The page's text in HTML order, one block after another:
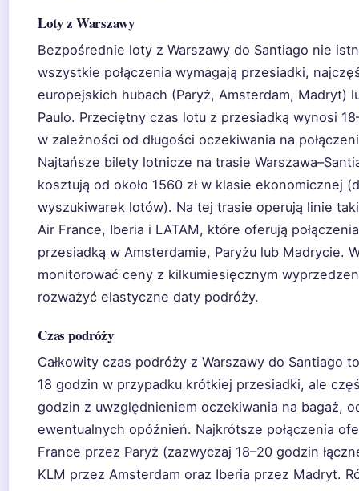
Loty z Warszawy
Bezpośrednie loty z Warszawy do Santiago nie
wszystkie połączenia wymagają przesiadki,
europejskich hubach (Paryż, Amsterdam, Madryt)
Paulo. Przeciętny czas lotu z przesiadką wynosi
w zależności od długości oczekiwania na
Najtańsze bilety lotnicze na trasie
kosztują od około 1560 zł w klasie ekonomicznej
wyszukiwarek lotów). Na tej trasie operują linie
Air France, Iberia i LATAM, które oferują
przesiadką w Amsterdamie, Paryżu lub Madrycie.
monitorować ceny z kilkumiesięcznym
rozważyć elastyczne daty podróży.
Czas podróży
Całkowity czas podróży z Warszawy do Santiago
18 godzin w przypadku krótkiej przesiadki, ale
godzin z uwzględnieniem oczekiwania na bagaż,
ewentualnych opóźnień. Najkrótsze połączenia
France przez Paryż (zazwyczaj 18–20 godzin
KLM przez Amsterdam oraz Iberia przez Madryt.